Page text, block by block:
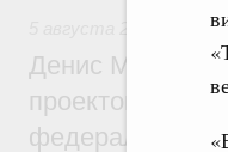
Денис
проектов
федеральном